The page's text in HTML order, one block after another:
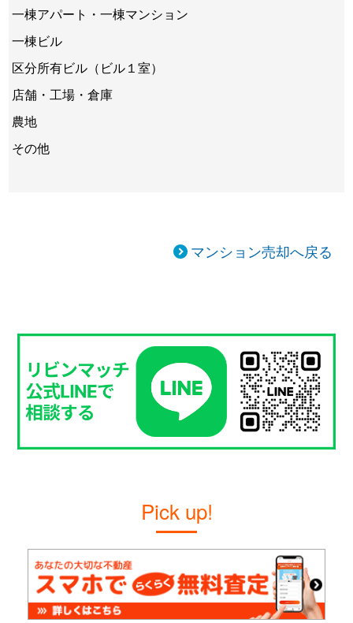
一棟アパート・一棟マンション
一棟ビル
区分所有ビル（ビル１室）
店舗・工場・倉庫
農地
その他
マンション売却へ戻る
Pick up!